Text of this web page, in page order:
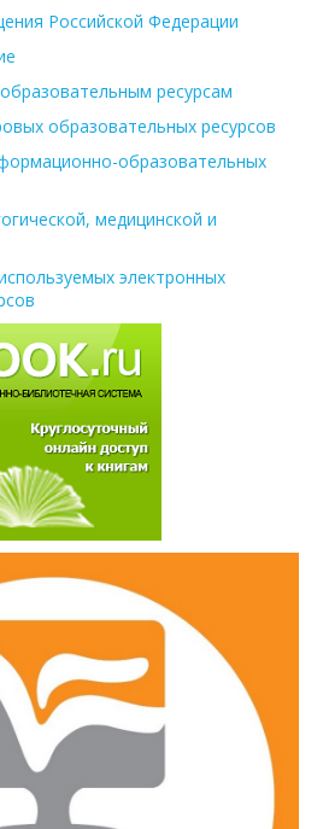
Российской Федерации
ресурсам
образовательных ресурсов
образовательных
медицинской и
электронных